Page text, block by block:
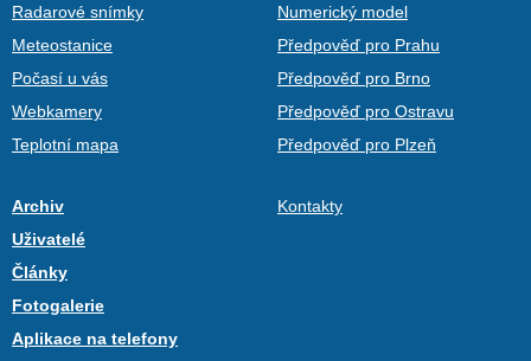
Radarové snímky
Meteostanice
Počasí u vás
Webkamery
Teplotní mapa
Numerický model
Předpověď pro Prahu
Předpověď pro Brno
Předpověď pro Ostravu
Předpověď pro Plzeň
Archiv
Uživatelé
Články
Fotogalerie
Aplikace na telefony
Kontakty